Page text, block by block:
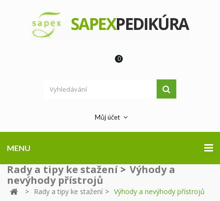
0
Můj účet
MENU
Rady a tipy ke stažení > Výhody a
nevýhody přístrojů
> Rady a tipy ke stažení > Výhody a nevýhody přístrojů